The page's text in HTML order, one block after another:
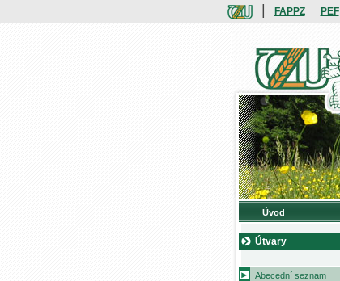
FAPPZ PEF
Úvod
Útvary
Abecední seznam